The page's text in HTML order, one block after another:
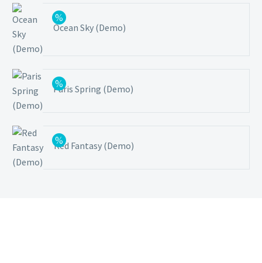
Ocean Sky (Demo)
Paris Spring (Demo)
Red Fantasy (Demo)